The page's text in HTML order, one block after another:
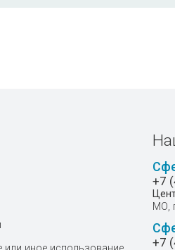
+7
МО,
+7